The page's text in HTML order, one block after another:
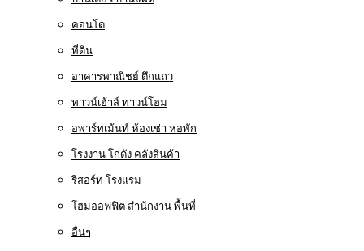
คอนโด
ที่ดิน
อาคารพาณิชย์ ตึกแถว
ทาวน์เฮ้าส์ ทาวน์โฮม
อพาร์ทเม้นท์ ห้องเช่า หอพัก
โรงงาน โกดัง คลังสินค้า
รีสอร์ท โรงแรม
โฮมออฟฟิต สำนักงาน พื้นที่
อื่นๆ